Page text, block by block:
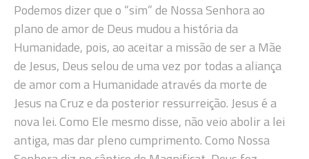
Podemos dizer que o “sim” de Nossa Senhora ao
plano de amor de Deus mudou a história da
Humanidade, pois, ao aceitar a missão de ser a Mãe
de Jesus, Deus selou de uma vez por todas a aliança
de amor com a Humanidade através da morte de
Jesus na Cruz e da posterior ressurreição. Jesus é a
nova lei. Como Ele mesmo disse, não veio abolir a lei
antiga, mas dar pleno cumprimento. Como Nossa